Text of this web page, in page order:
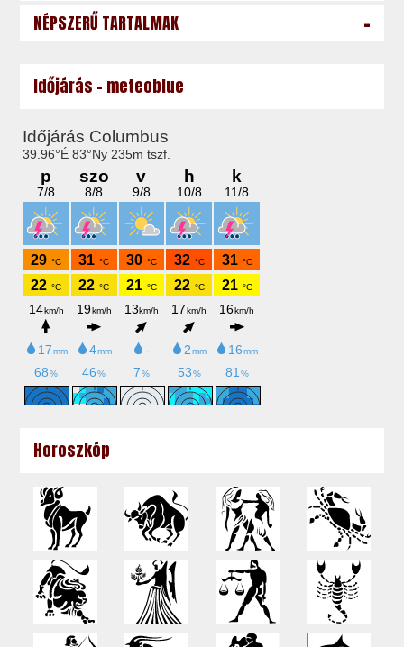
NÉPSZERŰ TARTALMAK -
Időjárás - meteoblue
Horoszkóp